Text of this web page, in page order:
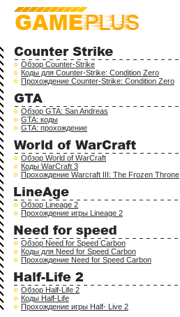
Обзор Counter-Strike
Коды для Counter-Strike: Condition Zero
Прохождение Counter-Strike: Condition Zero
Обзор GTA: San Andreas
GTA: коды
GTA: прохождение
Обзор World of WarCraft
Коды WarCraft 3
Прохождение Warcraft III: The Frozen Throne
Обзор Lineage 2
Прохождение игры Lineage 2
Обзор Need for Speed Carbon
Коды для Need for Speed Carbon
Прохождение Need for Speed Carbon
Обзор Half-Life 2
Коды Half-Life
Прохождение игры Half- Live 2